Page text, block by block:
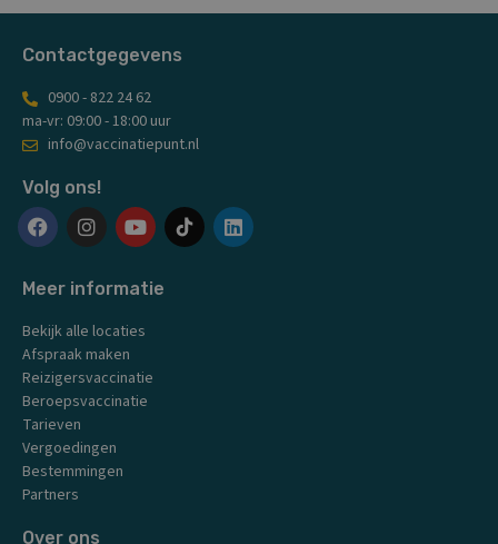
Contactgegevens
0900 - 822 24 62
ma-vr: 09:00 - 18:00 uur
info@vaccinatiepunt.nl
Volg ons!
F
c
e
b
o
o
k
I
s
t
a
g
r
a
m
Y
u
t
b
L
Meer informatie
Bekijk alle locaties
Afspraak maken
Reizigersvaccinatie
Beroepsvaccinatie
Tarieven
Vergoedingen
Bestemmingen
Partners
Over ons